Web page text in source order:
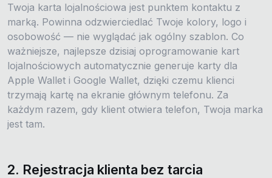
Twoja karta lojalnościowa jest punktem kontaktu z
marką. Powinna odzwierciedlać Twoje kolory, logo i
osobowość — nie wyglądać jak ogólny szablon. Co
ważniejsze, najlepsze dzisiaj oprogramowanie kart
lojalnościowych automatycznie generuje karty dla
Apple Wallet i Google Wallet, dzięki czemu klienci
trzymają kartę na ekranie głównym telefonu. Za
każdym razem, gdy klient otwiera telefon, Twoja marka
jest tam.
2. Rejestracja klienta bez tarcia